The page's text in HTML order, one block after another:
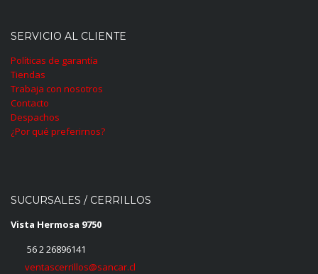
SERVICIO AL CLIENTE
Políticas de garantía
Tiendas
Trabaja con nosotros
Contacto
Despachos
¿Por qué preferirnos?
SUCURSALES / CERRILLOS
Vista Hermosa 9750
56 2 26896141
ventascerrillos@sancar.cl